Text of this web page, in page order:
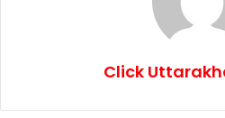
Click